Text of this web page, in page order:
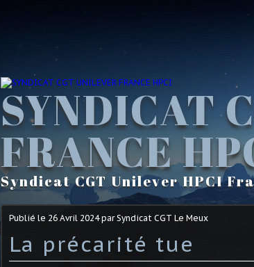
SYNDICAT
FRANCE
Syndicat CGT Unilever HPCI
Publié le 26 Avril 2024par Syndicat CGT Le Meux
La précarité tue